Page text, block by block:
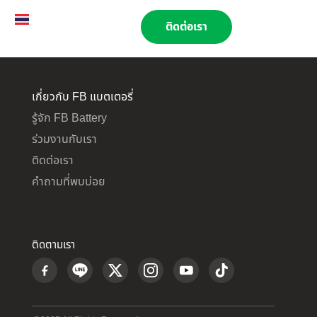
ติดต่อเรา
เกี่ยวกับ FB แบตเตอรี่
รู้จัก FB Battery
ร่วมงานกับเรา
ติดต่อเรา
คำถามที่พบบ่อย
ติดตามเรา